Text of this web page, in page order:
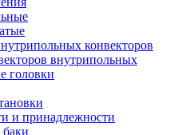
конвекторов
внутрипольных
головки
и принадлежности